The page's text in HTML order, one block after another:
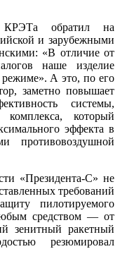
КРЭТа обратил на
и зарубежными
«В отличие от
наше изделие
режиме». А это, по его
заметно повышает
системы,
комплекса, который
эффекта в
противовоздушной
«Президента-С» не
требований
пилотируемого
средством — от
зенитный ракетный
резюмировал